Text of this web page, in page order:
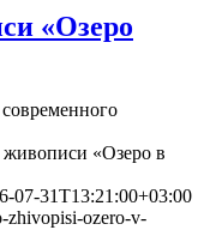
«Озеро
живописи «Озеро в
07-31T13:21:00+03:00
zhivopisi-ozero-v-